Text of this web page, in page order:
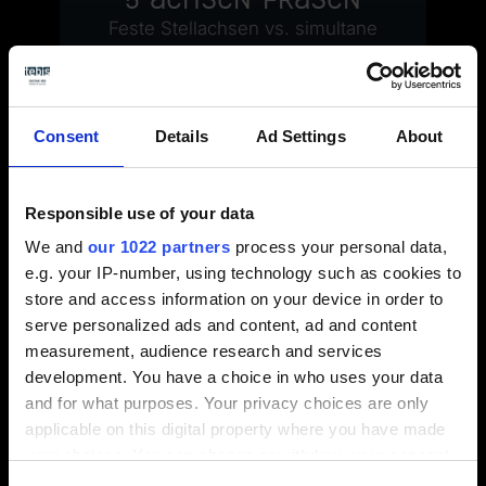
Consent Details Ad Settings About
Responsible use of your data
We and our 1022 partners process your personal data,
e.g. your IP-number, using technology such as cookies to
store and access information on your device in order to
serve personalized ads and content, ad and content
measurement, audience research and services
development. You have a choice in who uses your data
and for what purposes. Your privacy choices are only
applicable on this digital property where you have made
Feste Stellachsen vs. simultane
Fachartikel lesen
Blechumformung